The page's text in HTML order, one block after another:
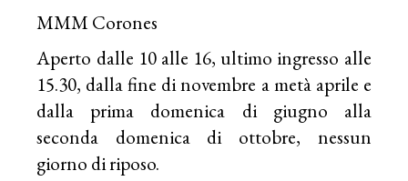
MMM Corones
Aperto dalle 10 alle 16, ultimo ingresso alle
15.30, dalla fine di novembre a metà aprile e
dalla prima domenica di giugno alla
seconda domenica di ottobre, nessun
giorno di riposo.